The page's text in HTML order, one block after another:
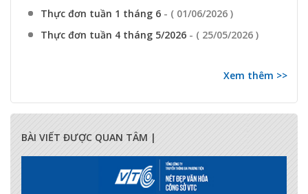
Thực đơn tuần 1 tháng 6 - ( 01/06/2026 )
Thực đơn tuần 4 tháng 5/2026 - ( 25/05/2026 )
Xem thêm >>
BÀI VIẾT ĐƯỢC QUAN TÂM |